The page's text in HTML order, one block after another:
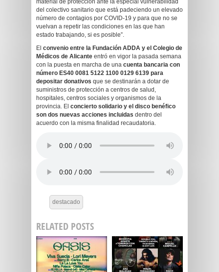
material de protección ante la especial vulnerabilidad
del colectivo sanitario que está padeciendo un elevado
número de contagios por COVID-19 y para que no se
vuelvan a repetir las condiciones en las que han
estado trabajando, si es posible”.
El convenio entre la Fundación ADDA y el Colegio de
Médicos de Alicante entró en vigor la pasada semana
con la puesta en marcha de una cuenta bancaria con
número ES40 0081 5122 1100 0129 6139 para
depositar donativos que se destinarán a dotar de
suministros de protección a centros de salud,
hospitales, centros sociales y organismos de la
provincia. El concierto solidario y el disco benéfico
son dos nuevas acciones incluidas dentro del
acuerdo con la misma finalidad recaudatoria.
destacado
RELATED POSTS